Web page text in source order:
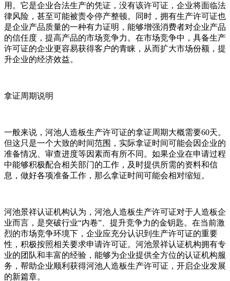
用。它是企业合法生产的凭证，没有该许可证，企业将面临法
律风险，甚至可能被责令停产整顿。同时，拥有生产许可证也
是企业产品质量的一种有力证明，能够增强消费者对企业产品
的信任度，提高产品的市场竞争力。在市场竞争中，具备生产
许可证的企业更容易获得客户的青睐，从而扩大市场份额，提
升企业的经济效益。
拿证周期说明
一般来说，河池人造板生产许可证的拿证周期大概需要60天。
但这只是一个大致的时间范围，实际拿证时间可能会因企业的
准备情况、审查进度等因素而有所不同。如果企业在申请过程
中能够积极配合相关部门的工作，及时提供所需的资料和信
息，做好各项准备工作，那么拿证时间可能会相对缩短。
河池景祥认证机构认为，河池人造板生产许可证对于人造板企
业而言，是突破行业“内卷”、提升竞争力的金钥匙。在当前激
烈的市场竞争环境下，企业应充分认识到生产许可证的重要
性，积极按照相关要求申请许可证。河池景祥认证机构拥有专
业的团队和丰富的经验，能够为企业提供全方位的认证机构服
务，帮助企业顺利获得河池人造板生产许可证，开启企业发展
的新篇章。